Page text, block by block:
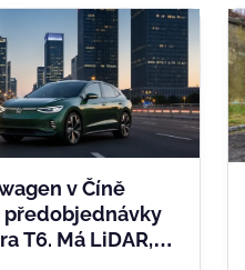
v Číně
předobjednávky
T6. Má LiDAR,